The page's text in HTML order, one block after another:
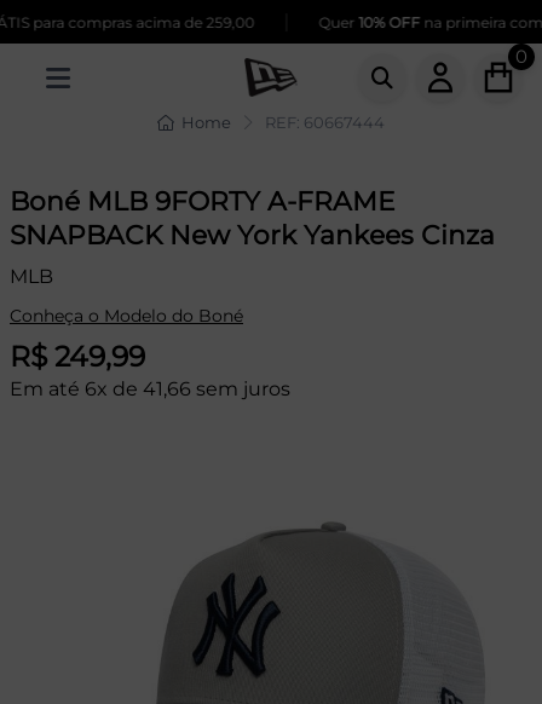
para compras acima de 259,00 Quer10% OFFna primeira
0
Home REF: 60667444
Boné MLB 9FORTY A-FRAME
SNAPBACK New York Yankees Cinza
MLB
Conheça o Modelo do Boné
R$ 249,99
Em até 6x de 41,66 sem juros